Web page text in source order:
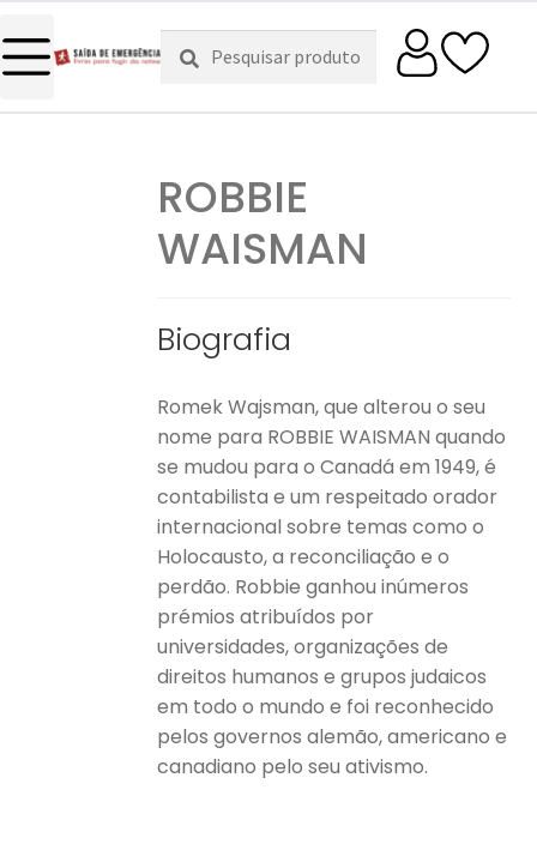
Pesquisar
por:
Pesquisa
ROBBIE
WAISMAN
Biografia
Romek Wajsman, que alterou o seu
nome para ROBBIE WAISMAN quando
se mudou para o Canadá em 1949, é
contabilista e um respeitado orador
internacional sobre temas como o
Holocausto, a reconciliação e o
perdão. Robbie ganhou inúmeros
prémios atribuídos por
universidades, organizações de
direitos humanos e grupos judaicos
em todo o mundo e foi reconhecido
pelos governos alemão, americano e
canadiano pelo seu ativismo.